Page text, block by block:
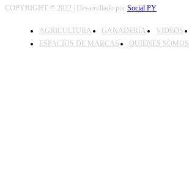
COPYRIGHT © 2022 | Desarrollado por Social PY
AGRICULTURA GANADERÍA VIDEOS
ESPACIOS DE MARCAS
QUIENES SOMOS